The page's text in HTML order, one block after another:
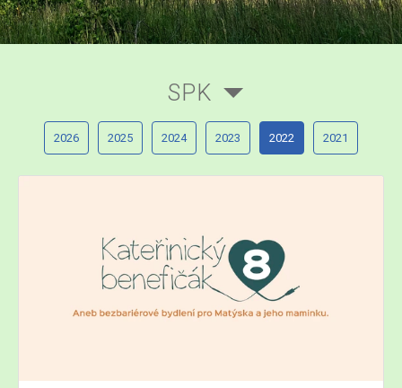
SPK
2026 2025 2024 2023 2022 2021